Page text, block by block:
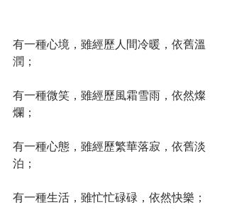
有一種心境，雖經歷人間冷暖，依舊溫
潤；
有一種微笑，雖經歷風霜雪雨，依然燦
爛；
有一種心態，雖經歷繁華落寂，依舊淡
泊；
有一種生活，雖忙忙碌碌，依然快樂；